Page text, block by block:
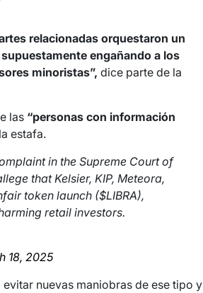
relacionadas orquestaron un
engañando a los
minoristas”, dice parte de la
las “personas con información
estafa.
in the Supreme Court of
that Kelsier, KIP, Meteora,
token launch ($LIBRA),
retail investors.
18, 2025
nuevas maniobras de ese tipo y